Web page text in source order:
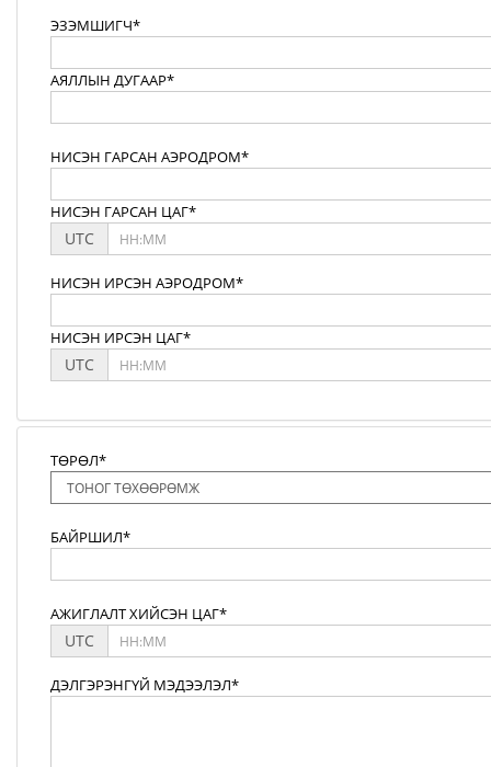
ЭЗЭМШИГЧ*
АЯЛЛЫН ДУГААР*
НИСЭН ГАРСАН АЭРОДРОМ*
НИСЭН ГАРСАН ЦАГ*
UTC
НИСЭН ИРСЭН АЭРОДРОМ*
НИСЭН ИРСЭН ЦАГ*
UTC
ТӨРӨЛ*
БАЙРШИЛ*
АЖИГЛАЛТ ХИЙСЭН ЦАГ*
UTC
ДЭЛГЭРЭНГҮЙ МЭДЭЭЛЭЛ*